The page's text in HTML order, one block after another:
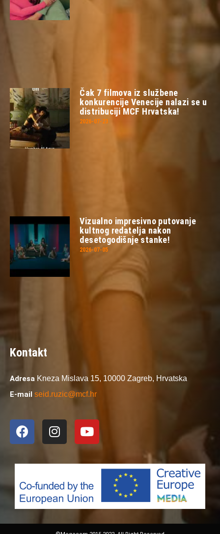
Čak 7 filmova iz službene
konkurencije Venecije nalazi se u
distribuciji MCF Hrvatska!
2026-07-23
Vizualno impresivno putovanje
kultnog redatelja nakon
desetogodišnje stanke!
2026-07-05
Kontakt
Adresa Kneza Mislava 15, 10000 Zagreb, Hrvatska
E-mail seid.ruzic@mcf.hr